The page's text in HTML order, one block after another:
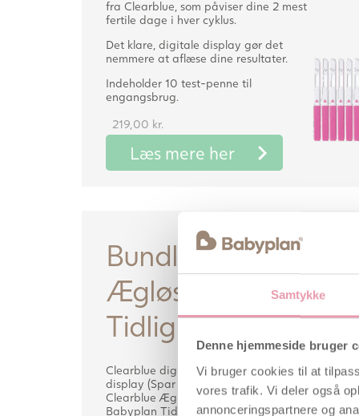
Samtykke
Denne hjemmeside bruger
Vi bruger cookies til at
vores trafik. Vi deler også
annonceringspartnere og
fra Clearblue, som påviser dine 2 mest
fertile dage i hver cyklus.
Det klare, digitale display gør det
nemmere at aflæse dine resultater.
Indeholder 10 test-penne til
engangsbrug.
219,00 kr.
Læs mere her
Bundle med
Ægløsningstest +
Tidlig
Clearblue digital ægløsningstest med
display (Spar 48 kr.) Pakkens værdi:
Clearblue Ægløsningstest: 219 kr.
Babyplan Tidlig Graviditetstest Stav: